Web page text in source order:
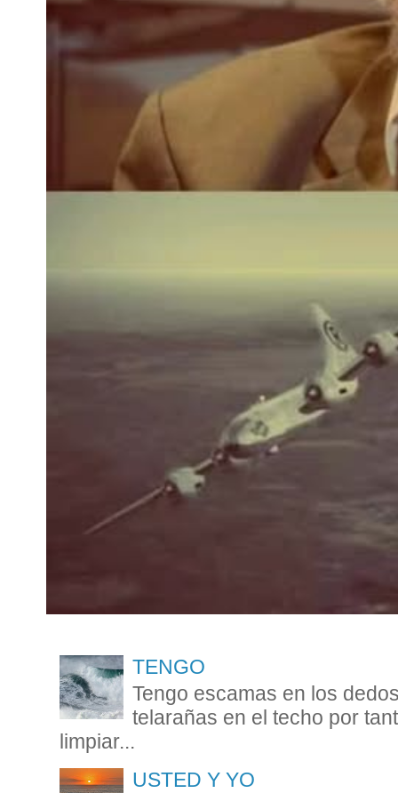
TENGO
Tengo escamas en los
telarañas en el techo por
limpiar...
USTED Y YO